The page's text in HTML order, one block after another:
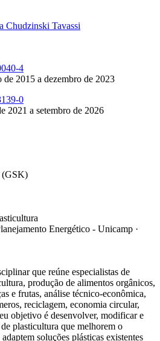
Chudzinski Tavassi
4
2015 a dezembro de 2023
0
2021 a setembro de 2026
(GSK)
Energético - Unicamp ·
que reúne especialistas de
produção de alimentos orgânicos,
e frutas, análise técnico-econômica,
reciclagem, economia circular,
objetivo é desenvolver, modificar e
plasticultura que melhorem o
soluções plásticas existentes